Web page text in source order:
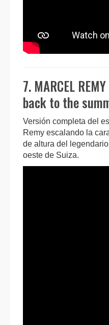
7. MARCEL
back to the
Versión completa del
Remy escalando la
de altura del
oeste de Suiza.